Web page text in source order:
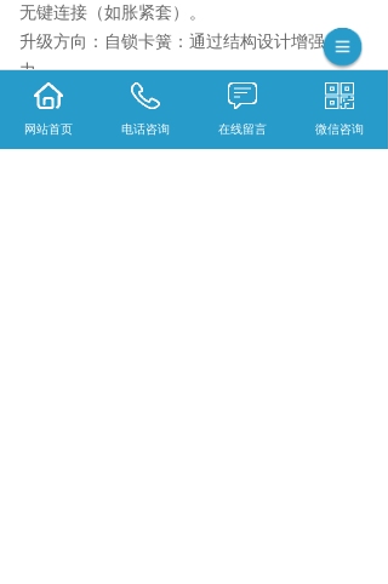
无键连接（如胀紧套）。
升级方向：自锁卡簧：通过结构设计增强保持
力。
非金属卡簧：如PEEK材质，用于MRI设备等无
磁场景。
网站首页 电话咨询 在线留言 微信咨询